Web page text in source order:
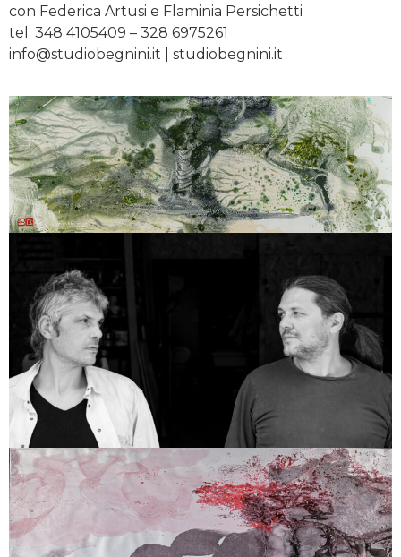
con Federica Artusi e Flaminia Persichetti
tel. 348 4105409 – 328 6975261
info@studiobegnini.it | studiobegnini.it